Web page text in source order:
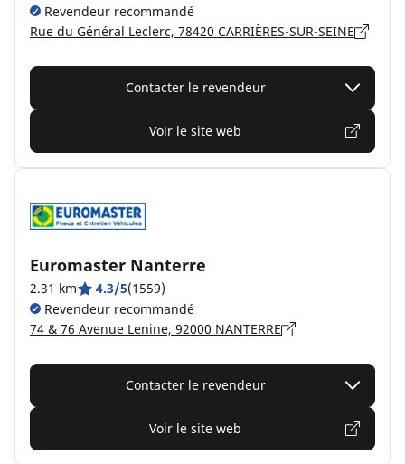
Revendeur recommandé
Rue du Général Leclerc, 78420 CARRIÈRES-SUR-SEINE
Contacter le revendeur
Voir le site web
Euromaster Nanterre
2.31 km 4.3/5(1559)
Revendeur recommandé
74 & 76 Avenue Lenine, 92000 NANTERRE
Contacter le revendeur
Voir le site web